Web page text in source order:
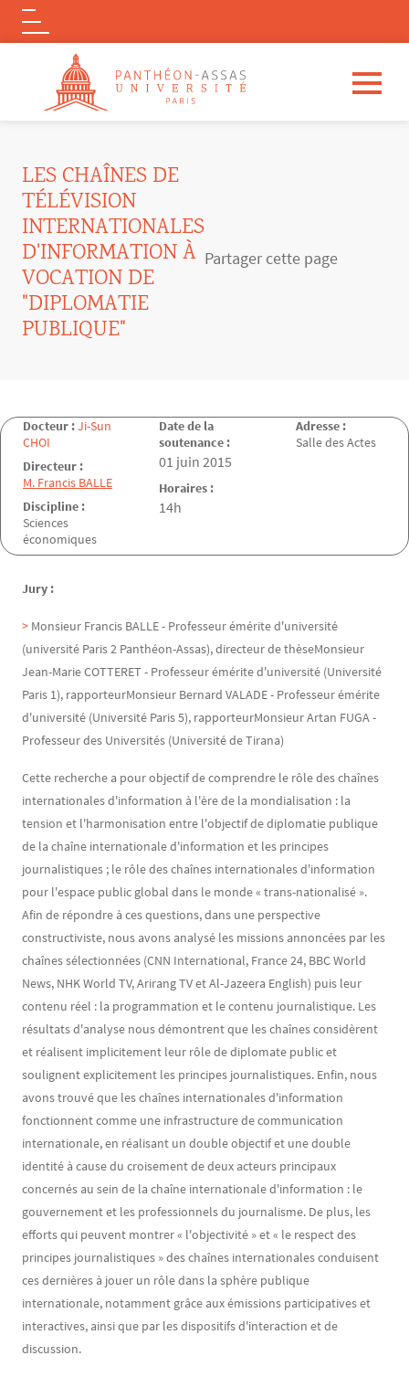
Logo
LES CHAÎNES DE
TÉLÉVISION
INTERNATIONALES
D'INFORMATION À
VOCATION DE
"DIPLOMATIE
PUBLIQUE"
Partager cette page
Docteur :Ji-Sun
CHOI
Directeur :
M. Francis BALLE
Discipline :
Sciences
économiques
Date de la
soutenance :
Date de la soutenance
01 juin 2015
Horaires :
14h
Adresse :
Salle des Actes
Jury :
Monsieur Francis BALLE - Professeur émérite d'université
(université Paris 2 Panthéon-Assas), directeur de thèseMonsieur
Jean-Marie COTTERET - Professeur émérite d'université (Université
Paris 1), rapporteurMonsieur Bernard VALADE - Professeur émérite
d'université (Université Paris 5), rapporteurMonsieur Artan FUGA -
Professeur des Universités (Université de Tirana)
Cette recherche a pour objectif de comprendre le rôle des chaînes
internationales d'information à l'ère de la mondialisation : la
tension et l'harmonisation entre l'objectif de diplomatie publique
de la chaîne internationale d'information et les principes
journalistiques ; le rôle des chaînes internationales d'information
pour l'espace public global dans le monde « trans-nationalisé ».
Afin de répondre à ces questions, dans une perspective
constructiviste, nous avons analysé les missions annoncées par les
chaînes sélectionnées (CNN International, France 24, BBC World
News, NHK World TV, Arirang TV et Al-Jazeera English) puis leur
contenu réel : la programmation et le contenu journalistique. Les
résultats d'analyse nous démontrent que les chaînes considèrent
et réalisent implicitement leur rôle de diplomate public et
soulignent explicitement les principes journalistiques. Enfin, nous
avons trouvé que les chaînes internationales d'information
fonctionnent comme une infrastructure de communication
internationale, en réalisant un double objectif et une double
identité à cause du croisement de deux acteurs principaux
concernés au sein de la chaîne internationale d'information : le
gouvernement et les professionnels du journalisme. De plus, les
efforts qui peuvent montrer « l'objectivité » et « le respect des
principes journalistiques » des chaînes internationales conduisent
ces dernières à jouer un rôle dans la sphère publique
internationale, notamment grâce aux émissions participatives et
interactives, ainsi que par les dispositifs d'interaction et de
discussion.